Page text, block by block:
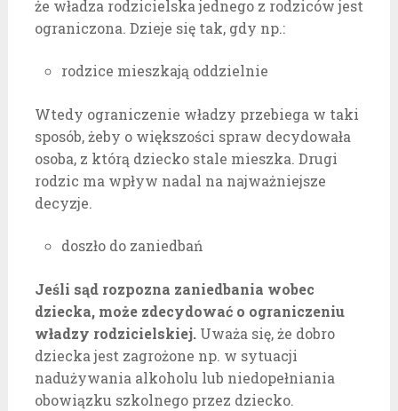
że władza rodzicielska jednego z rodziców jest
ograniczona. Dzieje się tak, gdy np.:
rodzice mieszkają oddzielnie
Wtedy ograniczenie władzy przebiega w taki
sposób, żeby o większości spraw decydowała
osoba, z którą dziecko stale mieszka. Drugi
rodzic ma wpływ nadal na najważniejsze
decyzje.
doszło do zaniedbań
Jeśli sąd rozpozna zaniedbania wobec
dziecka, może zdecydować o ograniczeniu
władzy rodzicielskiej.Uważa się, że dobro
dziecka jest zagrożone np. w sytuacji
nadużywania alkoholu lub niedopełniania
obowiązku szkolnego przez dziecko.